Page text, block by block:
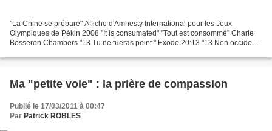
"La Chine se prépare" Affiche d'Amnesty International pour les Jeux
Olympiques de Pékin 2008 "It is consumated" "Tout est consommé" Charle
Bosseron Chambers "13 Tu ne tueras point." Exode 20:13 "13 Non occides."
Ma "petite voie" : la prière de compassion
Publié le 17/03/2011 à 00:47
Par Patrick ROBLES